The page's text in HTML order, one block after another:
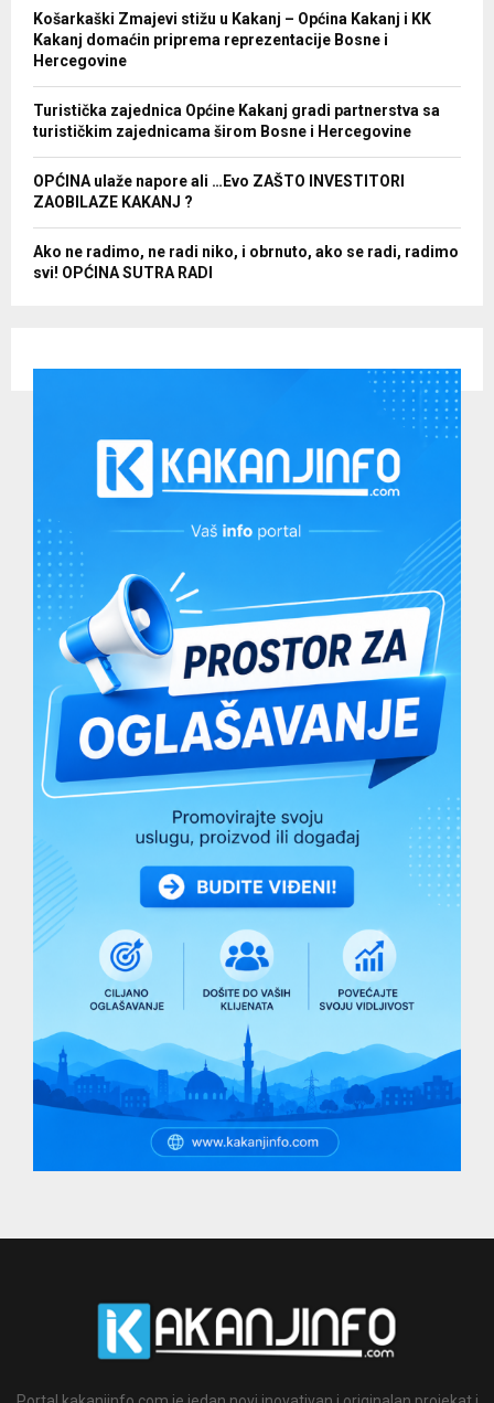
Košarkaški Zmajevi stižu u Kakanj – Općina Kakanj i KK
Kakanj domaćin priprema reprezentacije Bosne i
Hercegovine
Turistička zajednica Općine Kakanj gradi partnerstva sa
turističkim zajednicama širom Bosne i Hercegovine
OPĆINA ulaže napore ali …Evo ZAŠTO INVESTITORI
ZAOBILAZE KAKANJ ?
Ako ne radimo, ne radi niko, i obrnuto, ako se radi, radimo
svi! OPĆINA SUTRA RADI